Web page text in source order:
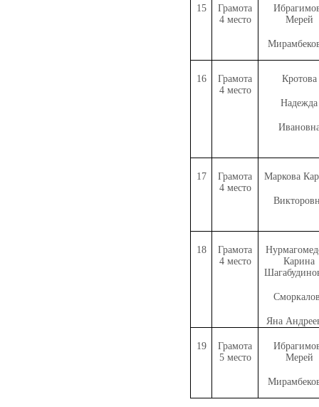
15
Грамота
4 место
Мерей
16
Грамота
4 место
Кротова
Надежда
17
Грамота
4 место
Маркова
18
Грамота
4 место
Карина
Яна
19
Грамота
5 место
Мерей